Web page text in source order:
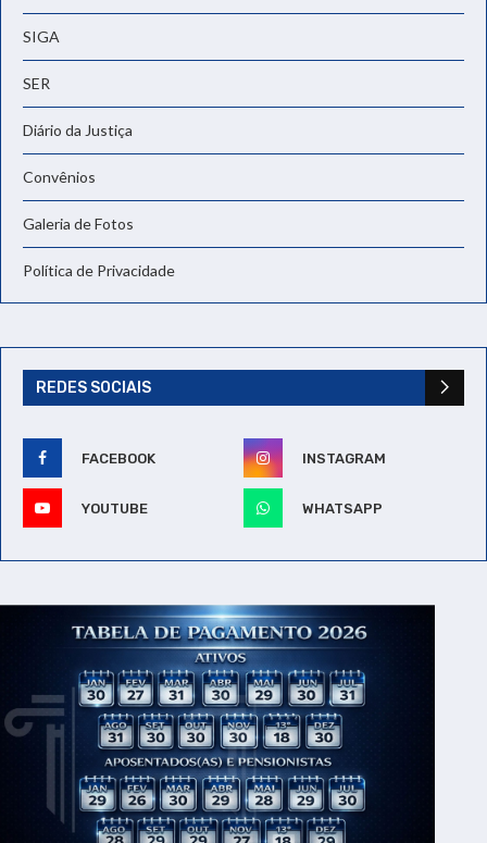
SIGA
SER
Diário da Justiça
Convênios
Galeria de Fotos
Política de Privacidade
REDES SOCIAIS
FACEBOOK INSTAGRAM
YOUTUBE WHATSAPP